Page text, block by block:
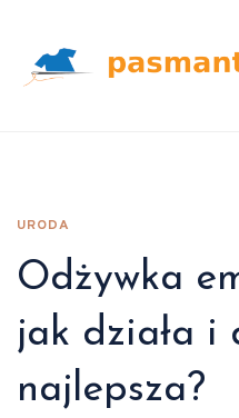
URODA
Odżywka
jak działa i
najlepsza?